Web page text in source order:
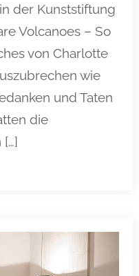
der Kunststiftung
Volcanoes – So
von Charlotte
wie
und Taten
die